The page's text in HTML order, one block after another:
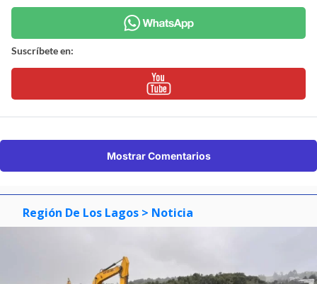
Suscríbete en:
Mostrar Comentarios
Región De Los Lagos > Noticia